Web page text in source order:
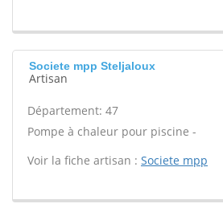
Societe mpp Steljaloux
Artisan
Département: 47
Pompe à chaleur pour piscine -
Voir la fiche artisan : Societe mpp